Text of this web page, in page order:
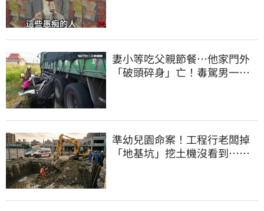
妻小等吃父親節餐⋯他家門外
「破頭碎身」亡！毒駕男一路
準幼兒園命案！工程行老闆掉
「地基坑」挖土機沒看到…下